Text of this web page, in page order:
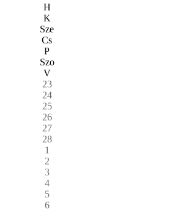
H
K
Sze
Cs
P
Szo
V
23
24
25
26
27
28
1
2
3
4
5
6